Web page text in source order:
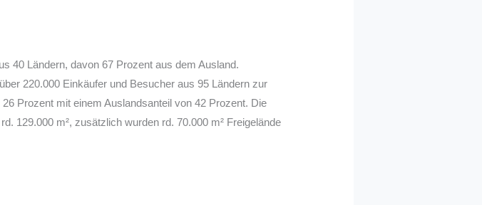
40 Ländern, davon 67 Prozent aus dem Ausland.
220.000 Einkäufer und Besucher aus 95 Ländern zur
Prozent mit einem Auslandsanteil von 42 Prozent. Die
129.000 m², zusätzlich wurden rd. 70.000 m² Freigelände